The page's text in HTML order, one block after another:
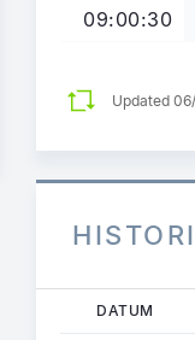
09:00:30
Updated
DirektDATUM